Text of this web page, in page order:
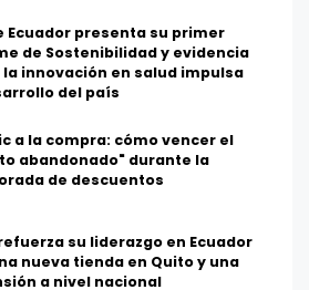
Ecuador presenta su primer
de Sostenibilidad y evidencia
la innovación en salud impulsa
del país
a la compra: cómo vencer el
abandonado" durante la
de descuentos
su liderazgo en Ecuador
nueva tienda en Quito y una
a nivel nacional